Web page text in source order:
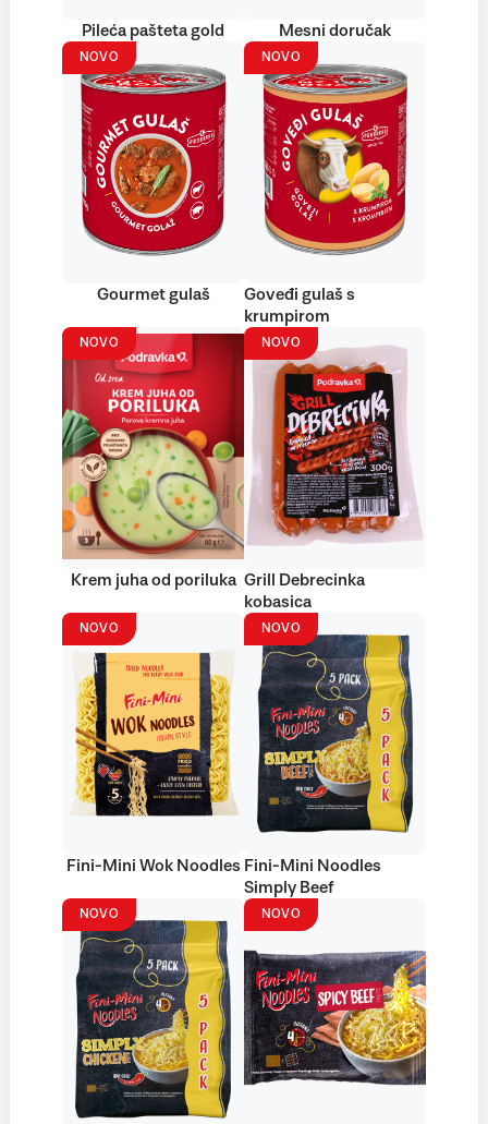
Pileća pašteta gold Mesni doručak
NOVO
Gourmet gulaš
NOVO
Goveđi gulaš s
krumpirom
NOVO
Krem juha od poriluka
NOVO
Grill Debrecinka
kobasica
NOVO
Fini-Mini Wok Noodles
NOVO
Fini-Mini Noodles
Simply Beef
NOVO NOVO